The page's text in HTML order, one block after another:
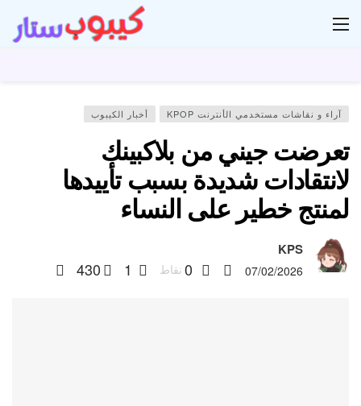
آراء و نقاشات مستخدمي الأنترنت KPOP أخبار الكيبوب
تعرضت جيني من بلاكبينك
لانتقادات شديدة بسبب تأييدها
لمنتج خطير على النساء
KPS
07/02/2026
0 نقاط 1
430